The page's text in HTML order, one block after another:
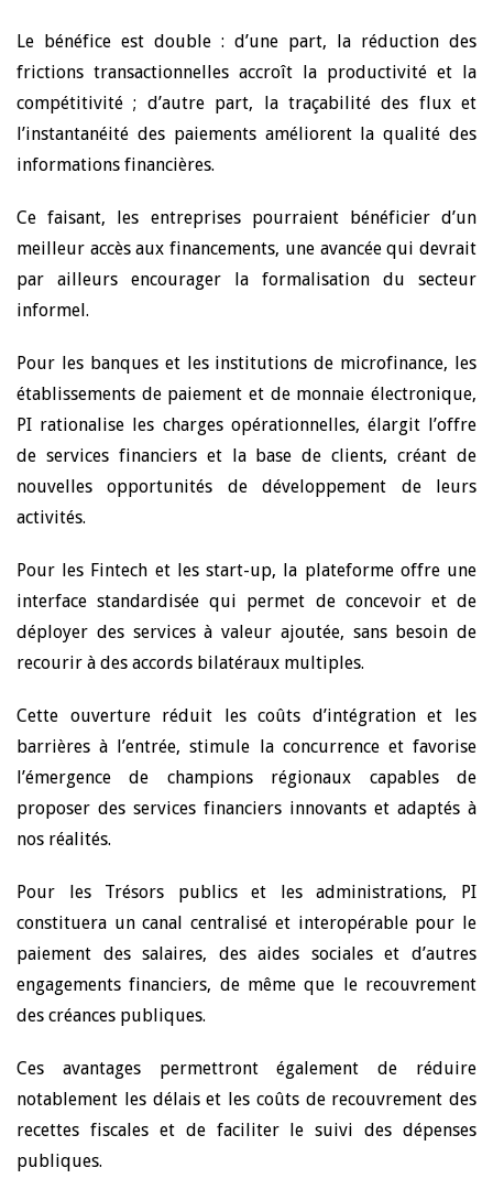
Le bénéfice est double : d’une part, la réduction des
frictions transactionnelles accroît la productivité et la
compétitivité ; d’autre part, la traçabilité des flux et
l’instantanéité des paiements améliorent la qualité des
informations financières.
Ce faisant, les entreprises pourraient bénéficier d’un
meilleur accès aux financements, une avancée qui devrait
par ailleurs encourager la formalisation du secteur
informel.
Pour les banques et les institutions de microfinance, les
établissements de paiement et de monnaie électronique,
PI rationalise les charges opérationnelles, élargit l’offre
de services financiers et la base de clients, créant de
nouvelles opportunités de développement de leurs
activités.
Pour les Fintech et les start-up, la plateforme offre une
interface standardisée qui permet de concevoir et de
déployer des services à valeur ajoutée, sans besoin de
recourir à des accords bilatéraux multiples.
Cette ouverture réduit les coûts d’intégration et les
barrières à l’entrée, stimule la concurrence et favorise
l’émergence de champions régionaux capables de
proposer des services financiers innovants et adaptés à
nos réalités.
Pour les Trésors publics et les administrations, PI
constituera un canal centralisé et interopérable pour le
paiement des salaires, des aides sociales et d’autres
engagements financiers, de même que le recouvrement
des créances publiques.
Ces avantages permettront également de réduire
notablement les délais et les coûts de recouvrement des
recettes fiscales et de faciliter le suivi des dépenses
publiques.